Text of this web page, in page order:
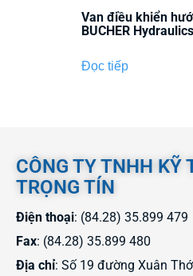
Van điều khiển
BUCHER Hydraulics
Đọc tiếp
CÔNG TY TNHH KỸ
TRỌNG TÍN
Điện thoại: (84.28) 35.899 479
Fax: (84.28) 35.899 480
Địa chỉ: Số 19 đường Xuân